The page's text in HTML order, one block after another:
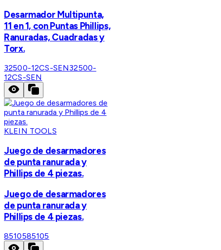
Desarmador Multipunta,
11 en 1, con Puntas Phillips,
Ranuradas, Cuadradas y
Torx.
32500-12CS-SEN32500-
12CS-SEN
KLEIN TOOLS
Juego de desarmadores
de punta ranurada y
Phillips de 4 piezas.
Juego de desarmadores
de punta ranurada y
Phillips de 4 piezas.
8510585105